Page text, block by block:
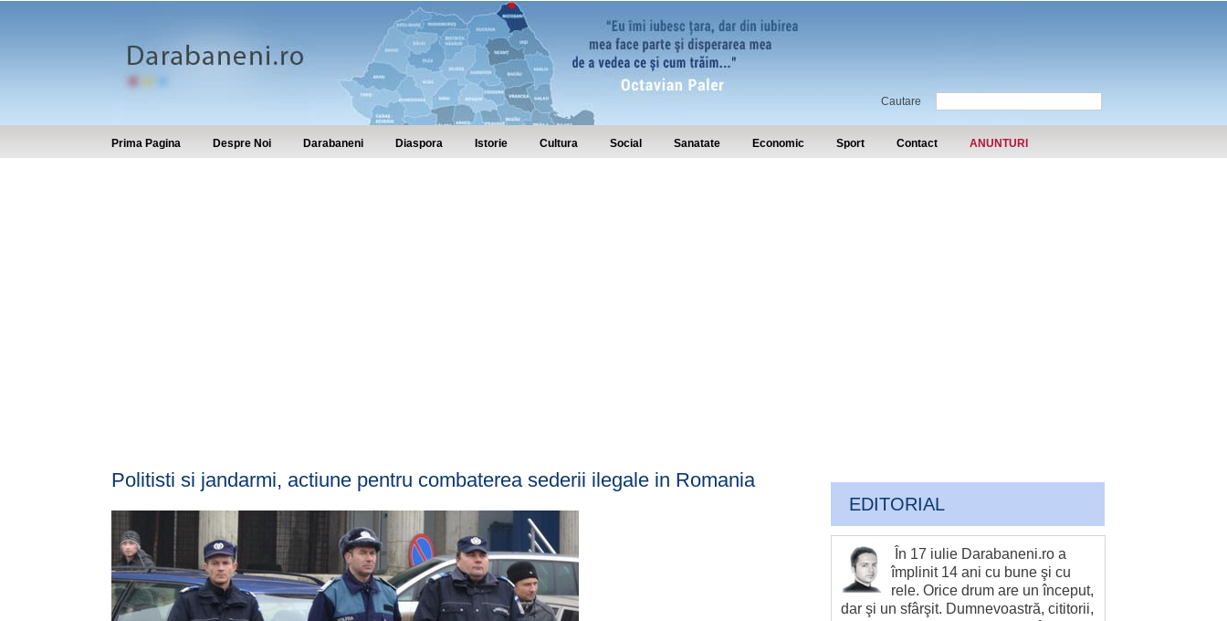
Cautare
Prima Pagina Despre Noi Darabaneni Diaspora Istorie Cultura Social Sanatate Economic Sport Contact ANUNTURI
Politisti si jandarmi, actiune pentru combaterea sederii ilegale in Romania
EDITORIAL
În 17 iulie Darabaneni.ro a
împlinit 14 ani cu bune şi cu
rele. Orice drum are un început,
dar şi un sfârşit. Dumnevoastră, cititorii,